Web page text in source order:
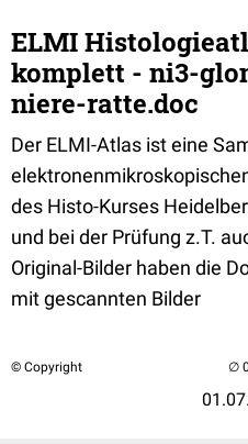
ELMI
komplett - ni3-
niere-ratte.doc
Der ELMI-Atlas ist eine
des Histo-Kurses
und bei der Prüfung z.T.
Original-Bilder haben die
mit gescannten Bilder
© Copyright